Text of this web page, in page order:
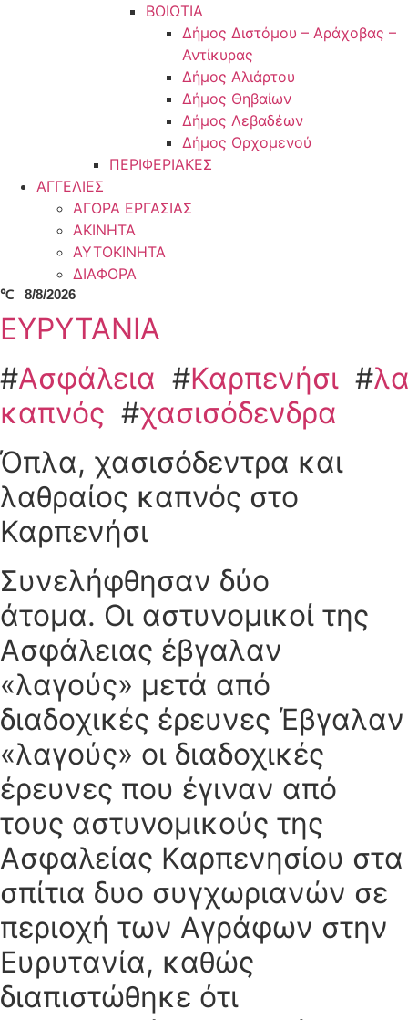
ΒΟΙΩΤΙΑ
Δήμος Διστόμου – Αράχοβας –
Αντίκυρας
Δήμος Αλιάρτου
Δήμος Θηβαίων
Δήμος Λεβαδέων
Δήμος Ορχομενού
ΠΕΡΙΦΕΡΙΑΚΕΣ
ΑΓΓΕΛΙΕΣ
ΑΓΟΡΑ ΕΡΓΑΣΙΑΣ
ΑΚΙΝΗΤΑ
ΑΥΤΟΚΙΝΗΤΑ
ΔΙΑΦΟΡΑ
℃ 8/8/2026
ΕΥΡΥΤΑΝΙΑ
#Ασφάλεια #Καρπενήσι #
καπνός #χασισόδενδρα
Όπλα, χασισόδεντρα και
λαθραίος καπνός στο
Καρπενήσι
Συνελήφθησαν δύο
άτομα. Οι αστυνομικοί της
Ασφάλειας έβγαλαν
«λαγούς» μετά από
διαδοχικές έρευνες Έβγαλαν
«λαγούς» οι διαδοχικές
έρευνες που έγιναν από
τους αστυνομικούς της
Ασφαλείας Καρπενησίου στα
σπίτια δυο συγχωριανών σε
περιοχή των Αγράφων στην
Ευρυτανία, καθώς
διαπιστώθηκε ότι